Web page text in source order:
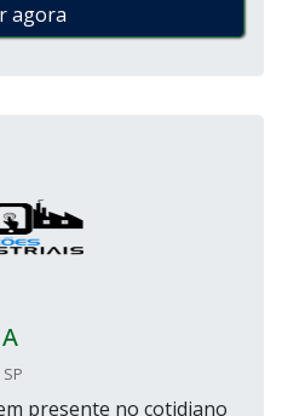
agora
presente no cotidiano